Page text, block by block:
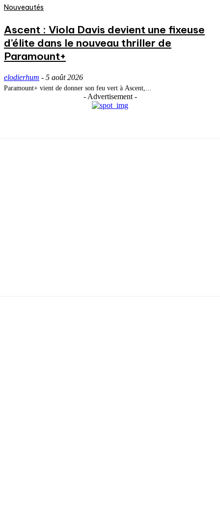
Nouveautés
Ascent : Viola Davis devient une fixeuse
d’élite dans le nouveau thriller de
Paramount+
elodierhum - 5 août 2026
Paramount+ vient de donner son feu vert à Ascent,...
- Advertisement -